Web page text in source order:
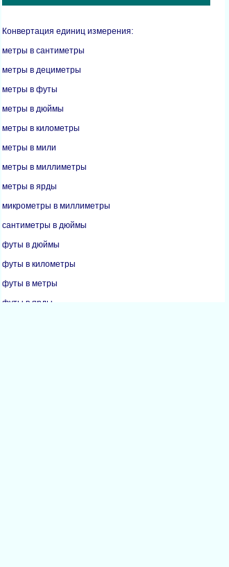
Конвертация единиц измерения:
метры в сантиметры
метры в дециметры
метры в футы
метры в дюймы
метры в километры
метры в мили
метры в миллиметры
метры в ярды
микрометры в миллиметры
сантиметры в дюймы
футы в дюймы
футы в километры
футы в метры
футы в ярды